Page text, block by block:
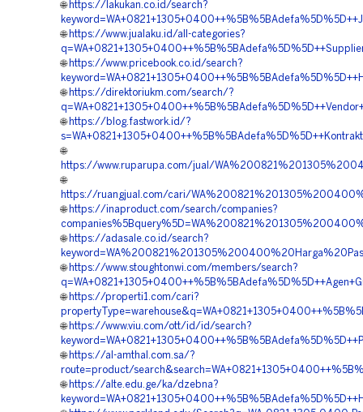
🌐 https://lakukan.co.id/search?
🌐 https://www.jualaku.id/all-categories?
🌐 https://www.pricebook.co.id/search?
🌐 https://direktoriukm.com/search/?
🌐 https://blog.fastwork.id/?
🌐
https://www.ruparupa.com/jual/
🌐
https://ruangjual.com/cari/
🌐 https://inaproduct.com/search/companies?
🌐 https://adasale.co.id/search?
🌐 https://www.stoughtonwi.com/members/search?
🌐 https://properti1.com/cari?
🌐 https://www.viu.com/ott/id/id/search?
🌐 https://al-amthal.com.sa/?
route=product/
🌐 https://alte.edu.ge/ka/dzebna?